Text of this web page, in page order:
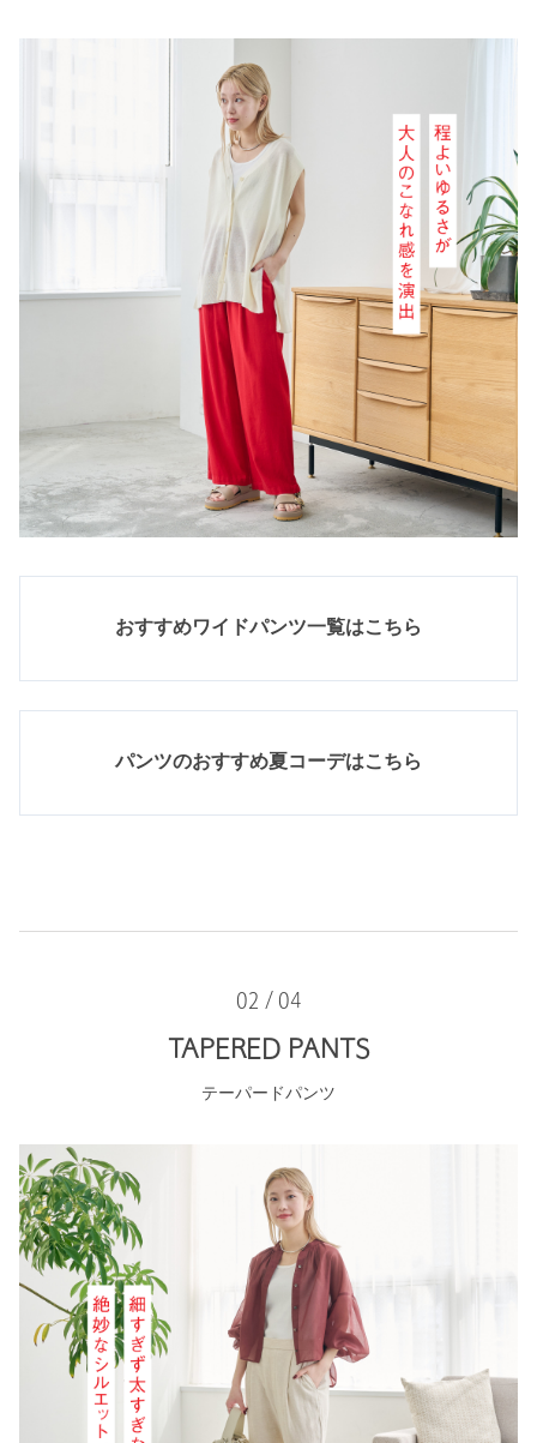
おすすめワイドパンツ一覧はこちら
パンツのおすすめ夏コーデはこちら
02 / 04
TAPERED PANTS
テーパードパンツ